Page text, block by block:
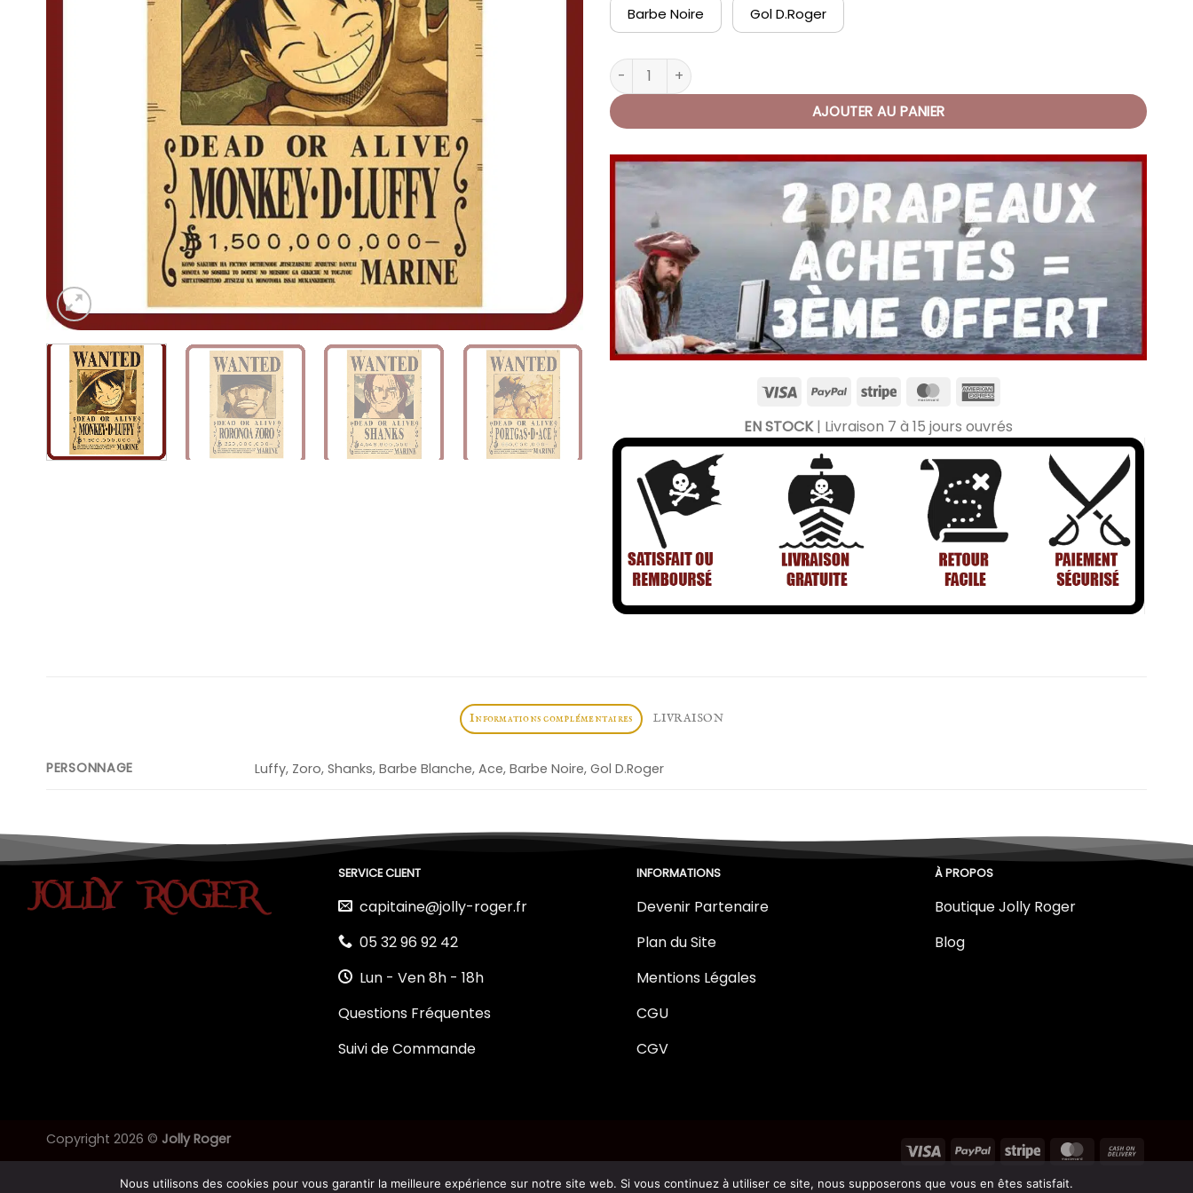
Barbe Noire Gol D.Roger
quantité de Affiche Wanted One Piece
AJOUTER AU PANIER
EN STOCK| Livraison 7 à 15 jours ouvrés
Informations complémentaires LIVRAISON
PERSONNAGE Luffy, Zoro, Shanks, Barbe Blanche, Ace, Barbe Noire, Gol D.Roger
SERVICE CLIENT
capitaine@jolly-roger.fr
05 32 96 92 42
Lun - Ven 8h - 18h
Questions Fréquentes
Suivi de Commande
INFORMATIONS
Devenir Partenaire
Plan du Site
Mentions Légales
CGU
CGV
À PROPOS
Boutique Jolly Roger
Blog
Copyright 2026 © Jolly Roger
Nous utilisons des cookies pour vous garantir la meilleure expérience sur notre site web. Si vous continuez à utiliser ce site, nous supposerons que vous en êtes satisfait.